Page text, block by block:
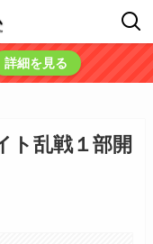
詳細を見る
ト乱戦１部開